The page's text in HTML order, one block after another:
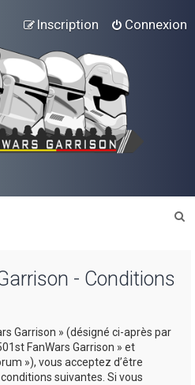
Connexion
Inscription
- Conditions
Garrison » (désigné ci-après par
FanWars Garrison » et
»), vous acceptez d’être
suivantes. Si vous